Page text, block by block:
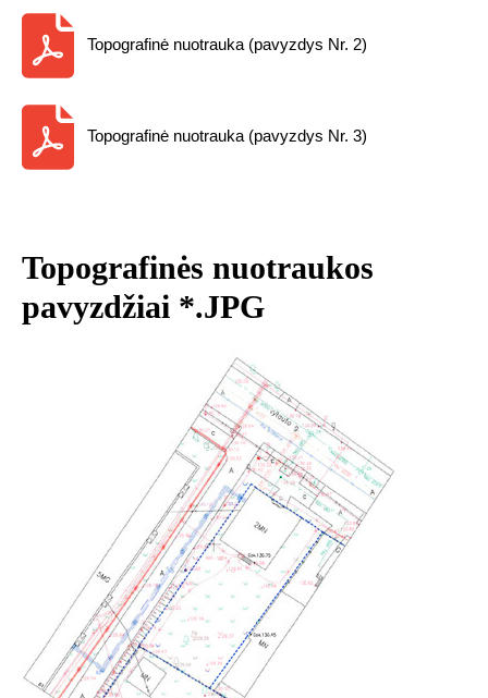
Topografinė nuotrauka (pavyzdys Nr. 2)
Topografinė nuotrauka (pavyzdys Nr. 3)
Topografinės nuotraukos
pavyzdžiai *.JPG